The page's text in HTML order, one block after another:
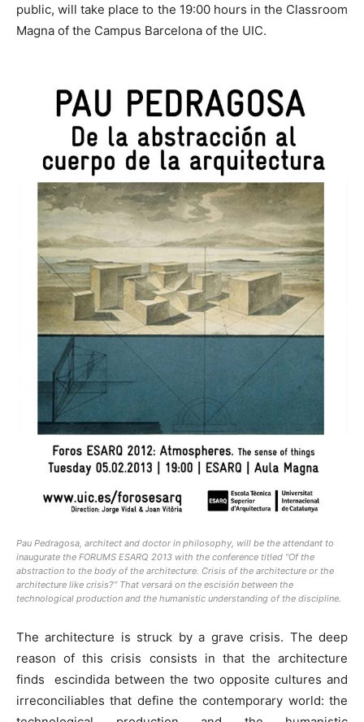
public, will take place to the 19:00 hours in the Classroom
Magna of the Campus Barcelona of the UIC.
Pau Pedragosa, architect and doctor in philosophy, will be the attendant to
inaugurate the FORUMS ESARQ 2013 with the conference titled “Of the
abstraction to the body of the architecture. Crisis of the architecture or the
architecture like crisis?”That versará on the escisión between the
technological production and the humanistic understanding of the discipline.
The architecture is struck by a grave crisis. The deep
reason of this crisis consists in that the architecture
finds escindida between the two opposite cultures and
irreconciliables that define the contemporary world: the